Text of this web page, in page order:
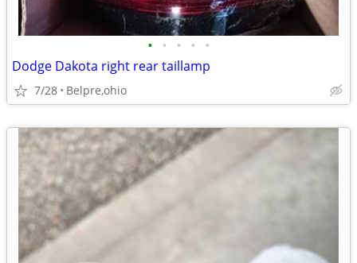
• • • • •
Dodge Dakota right rear taillamp
7/28 Belpre,ohio